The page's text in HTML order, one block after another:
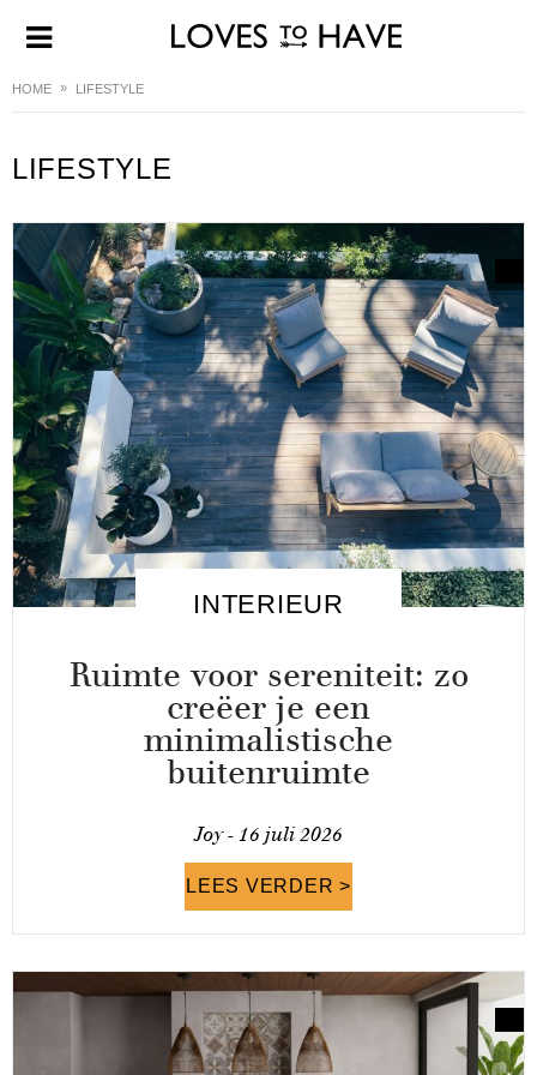
HOME LIFESTYLE
LIFESTYLE
INTERIEUR
Ruimte voor sereniteit: zo
creëer je een
minimalistische
buitenruimte
Joy - 16 juli 2026
LEES VERDER >